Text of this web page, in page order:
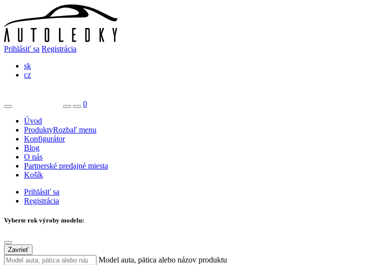
Prihlásiť sa Registrácia
sk
cz
0
Úvod
ProduktyRozbaľ menu
Konfigurátor
Blog
O nás
Partnerské predajné miesta
Košík
Prihlásiť sa
Registrácia
Vyberte rok výroby modelu:
Zavrieť
Model auta, pätica alebo názov produktu